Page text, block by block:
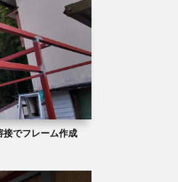
でフレーム作成